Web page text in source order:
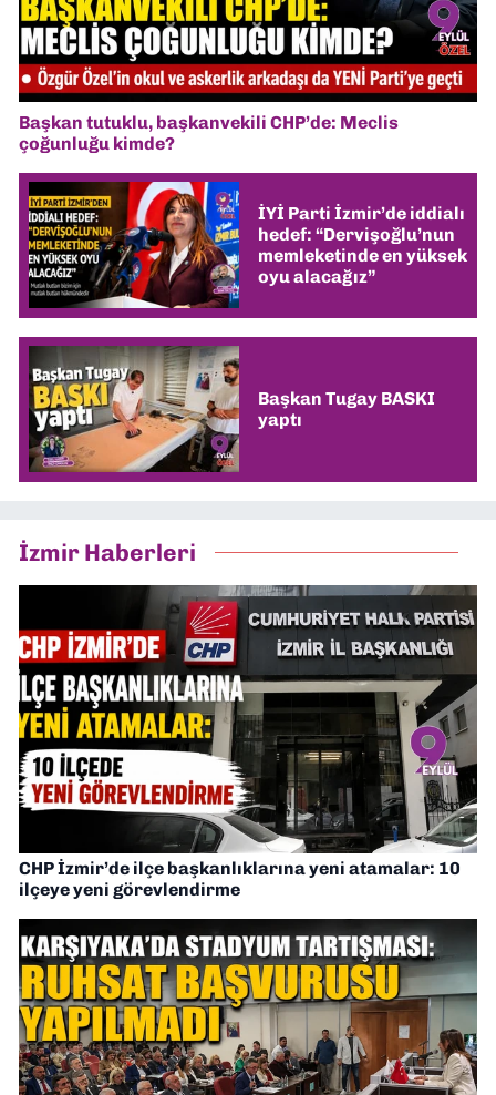
Başkan tutuklu, başkanvekili CHP’de: Meclis
çoğunluğu kimde?
İYİ Parti İzmir’de iddialı
hedef: “Dervişoğlu’nun
memleketinde en yüksek
oyu alacağız”
Başkan Tugay BASKI
yaptı
İzmir Haberleri
CHP İzmir’de ilçe başkanlıklarına yeni atamalar: 10
ilçeye yeni görevlendirme